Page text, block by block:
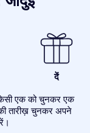
दें
एक को चुनकर एक
तारीख़ चुनकर अपने